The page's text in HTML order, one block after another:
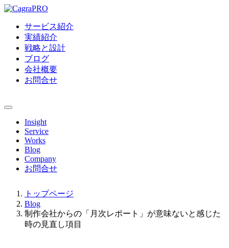
サービス紹介
実績紹介
戦略と設計
ブログ
会社概要
お問合せ
Insight
Service
Works
Blog
Company
お問合せ
トップページ
Blog
制作会社からの「月次レポート」が意味ないと感じた
時の見直し項目